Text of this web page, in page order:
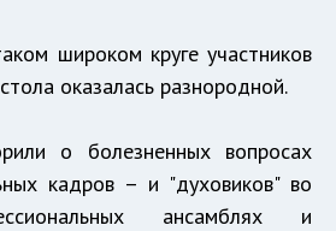
широком круге участников
оказалась разнородной.
о болезненных вопросах
кадров – и "духовиков" во
ансамблях и